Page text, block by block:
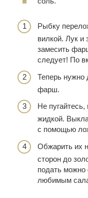
Рыбку
вилкой. Лук и
замесить
следует! По
Теперь нужно
фарш.
Не
жидкой.
с помощью
Обжарить их
сторон до
подать
любимым